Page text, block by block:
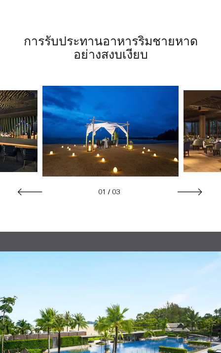
การรับประทานอาหารริมชายหาด
อย่างสงบเงียบ
01 / 03